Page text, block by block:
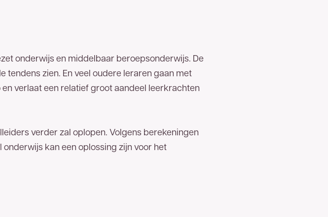
onderwijs en middelbaar beroepsonderwijs. De
tendens zien. En veel oudere leraren gaan met
verlaat een relatief groot aandeel leerkrachten
verder zal oplopen. Volgens berekeningen
kan een oplossing zijn voor het